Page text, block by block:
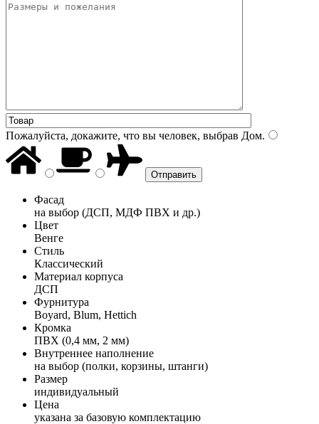
Пожалуйста, докажите, что вы человек, выбрав Дом.
Фасад
на выбор (ДСП, МДФ ПВХ и др.)
Цвет
Венге
Стиль
Классический
Материал корпуса
ДСП
Фурнитура
Boyard, Blum, Hettich
Кромка
ПВХ (0,4 мм, 2 мм)
Внутреннее наполнение
на выбор (полки, корзины, штанги)
Размер
индивидуальный
Цена
указана за базовую комплектацию